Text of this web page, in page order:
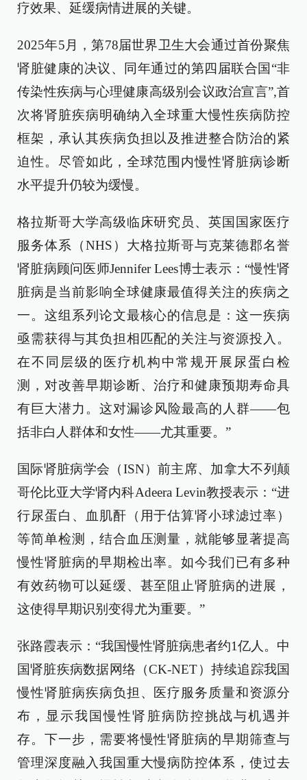
疗效果、延缓病情进展的关键。
2025年5月，第78届世界卫生大会通过首份聚焦
肾脏健康的决议、同年通过的第四届联合国“非
传染性疾病与心理健康高级别会议政治宣言”,首
次将肾脏疾病明确纳入全球重大慢性疾病防控
框架，承认其疾病负担以及推进整合防治的紧
迫性。尽管如此，全球范围内慢性肾脏病诊断
水平提升仍较为缓慢。
格拉斯哥大学高级临床研究员、英国国家医疗
服务体系（NHS）大格拉斯哥与克莱德郡名誉
肾脏病顾问医师Jennifer Lees博士表示：“慢性肾
脏病是当前影响全球健康最值得关注的疾病之
一。这组系列论文最核心的信息是：这一疾病
亟需获得与其负担相匹配的关注与资源投入。
在不同层级的医疗机构中常规开展尿蛋白检
测，对改善早期诊断、治疗和健康预期寿命具
有巨大潜力。这对漏诊风险最高的人群——包
括非白人群体和女性——尤其重要。”
国际肾脏病学会（ISN）前主席、加拿大不列颠
哥伦比亚大学肾内科Adeera Levin教授表示：“进
行尿蛋白、血肌酐（用于估算肾小球滤过率）
等简单检测，结合血压测量，就能够显著提高
慢性肾脏病的早期检出率。如今我们已有多种
有效药物可以延缓、甚至阻止肾脏病的进展，
这使得早期识别变得尤为重要。”
张路霞表示：“我国慢性肾脏病患者约1亿人。中
国肾脏疾病数据网络（CK-NET）持续追踪我国
慢性肾脏病疾病负担、医疗服务质量和资源分
布，显示我国慢性肾脏病防控挑战与机遇并
存。下一步，需要将慢性肾脏病的早期筛查与
管理深度融入我国重大慢病防控体系，使过去